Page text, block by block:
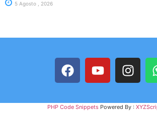
5 Agosto , 2026
PHP Code Snippets Powered By :